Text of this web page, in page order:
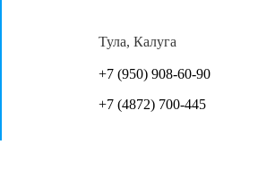
Тула, Калуга
+7 (950) 908-60-90
+7 (4872) 700-445